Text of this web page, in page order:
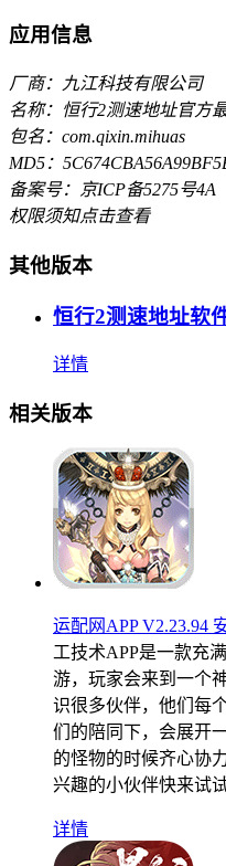
应用信息
厂商：九江科技有限公司
名称：恒行2测速地址官方
包名：com.qixin.mihuas
MD5：
备案号：京ICP备5275号4A
权限须知点击查看
其他版本
恒行2测速地址软
详情
相关版本
运配网APP V2.23.94
工技术APP是一款充
游，玩家会来到一个
识很多伙伴，他们每
们的陪同下，会展开
的怪物的时候齐心协
兴趣的小伙伴快来试试
详情